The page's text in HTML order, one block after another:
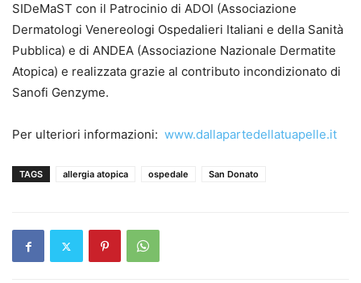
SIDeMaST con il Patrocinio di ADOI (Associazione
Dermatologi Venereologi Ospedalieri Italiani e della Sanità
Pubblica) e di ANDEA (Associazione Nazionale Dermatite
Atopica) e realizzata grazie al contributo incondizionato di
Sanofi Genzyme.
Per ulteriori informazioni: www.dallapartedellatuapelle.it
TAGS allergia atopica ospedale San Donato